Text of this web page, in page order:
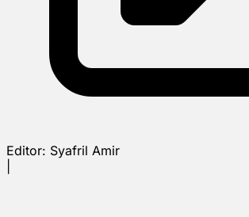
Editor: Syafril Amir